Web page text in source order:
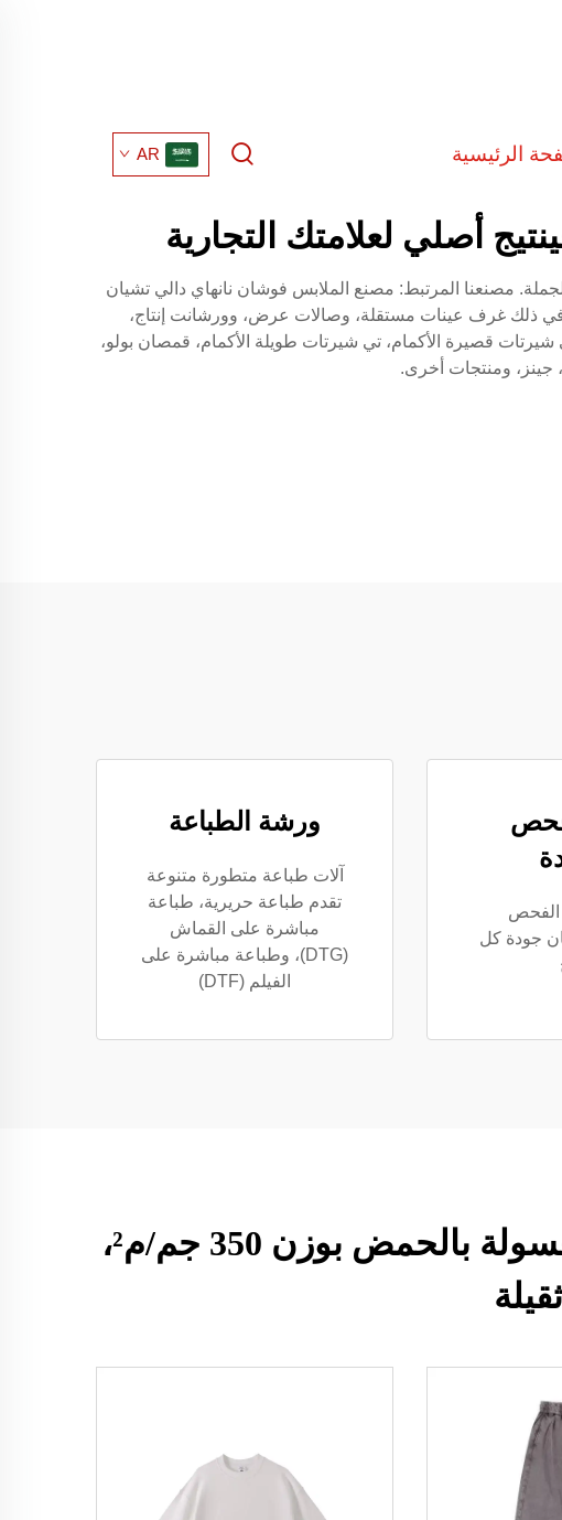
الرئيسية AR
أصلي لعلامتك التجارية
مصنعنا المرتبط: مصنع الملابس فوشان نانهاي دالي تشيان
في ذلك غرف عينات مستقلة، وصالات عرض، وورشانت إنتاج،
مثل: تي شيرتات قصيرة الأكمام، تي شيرتات طويلة الأكمام، قمصان بولو،
جينز، ومنتجات أخرى.
الفحص
جودة كل
ورشة الطباعة
آلات طباعة متطورة متنوعة
تقدم طباعة حريرية، طباعة
مباشرة على القماش
(DTG)، وطباعة مباشرة على
الفيلم (DTF)
HIPHOPPLEIN مصنّعو مخزون الجملة هوديات فارغة مغسولة بالحمض بوزن 350 جم/م²،